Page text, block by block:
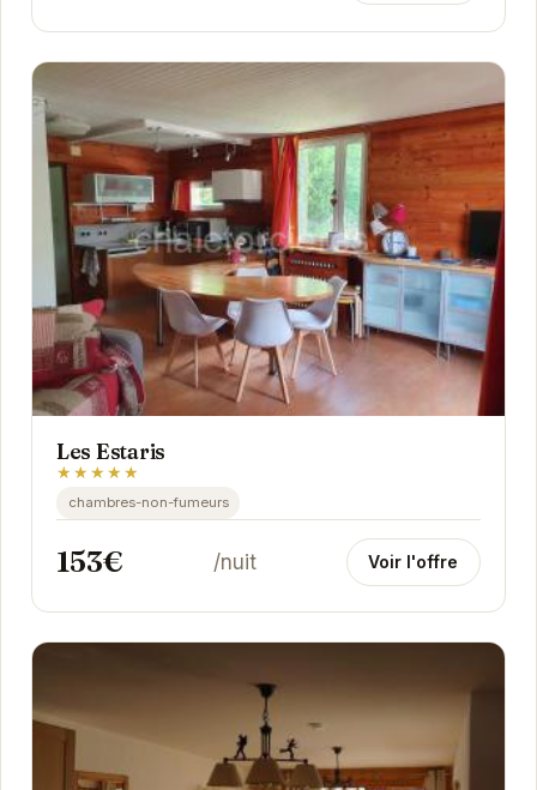
Les Estaris
★★★★★
chambres-non-fumeurs
153€ /nuit Voir l'offre